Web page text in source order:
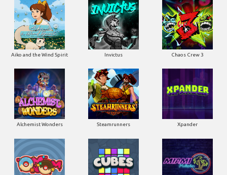
Aiko and the Wind Spirit Invictus Chaos Crew 3
Alchemist Wonders Steamrunners Xpander